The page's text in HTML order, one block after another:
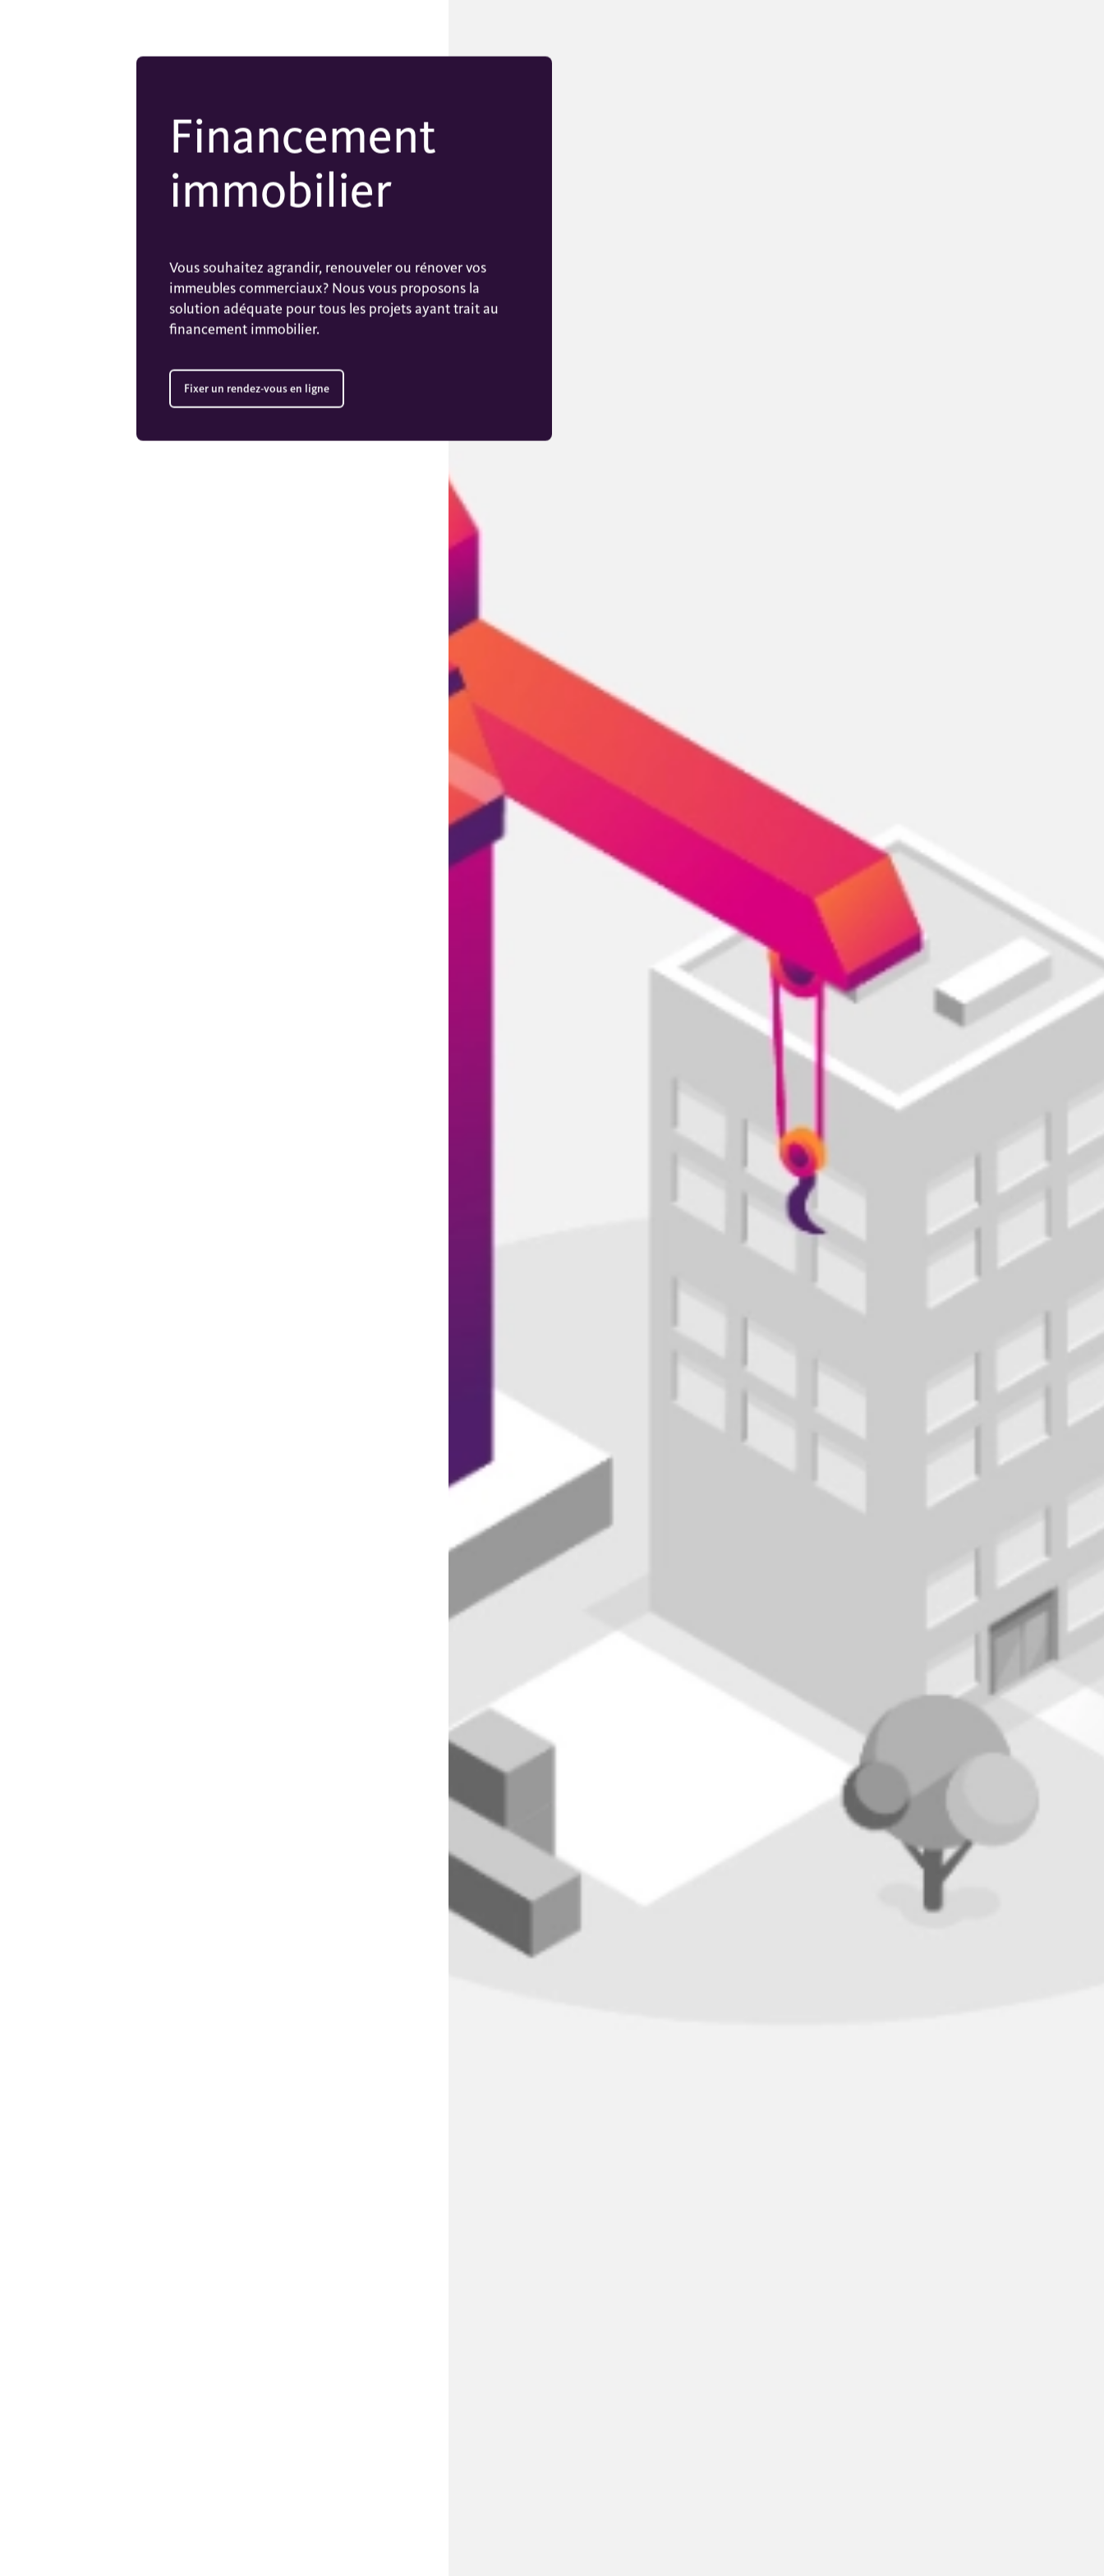
Financement
immobilier
Vous souhaitez agrandir, renouveler ou rénover vos
immeubles commerciaux? Nous vous proposons la
solution adéquate pour tous les projets ayant trait au
financement immobilier.
Fixer un rendez-vous en ligne